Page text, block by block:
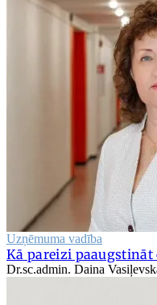
Uzņēmuma vadība
Kā pareizi paaugstināt
Dr.sc.admin. Daina